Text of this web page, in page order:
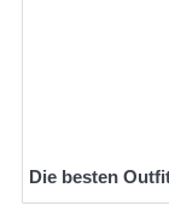
Die besten